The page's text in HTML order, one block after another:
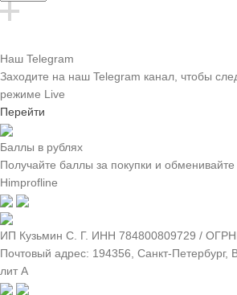
Наш Telegram
Заходите на наш Telegram канал, чтобы
режиме Live
Перейти
Баллы в рублях
Получайте баллы за покупки и
Himprofline
ИП Кузьмин C. Г. ИНН 784800809729 /
Почтовый адрес: 194356, Санкт-Петербург,
лит А